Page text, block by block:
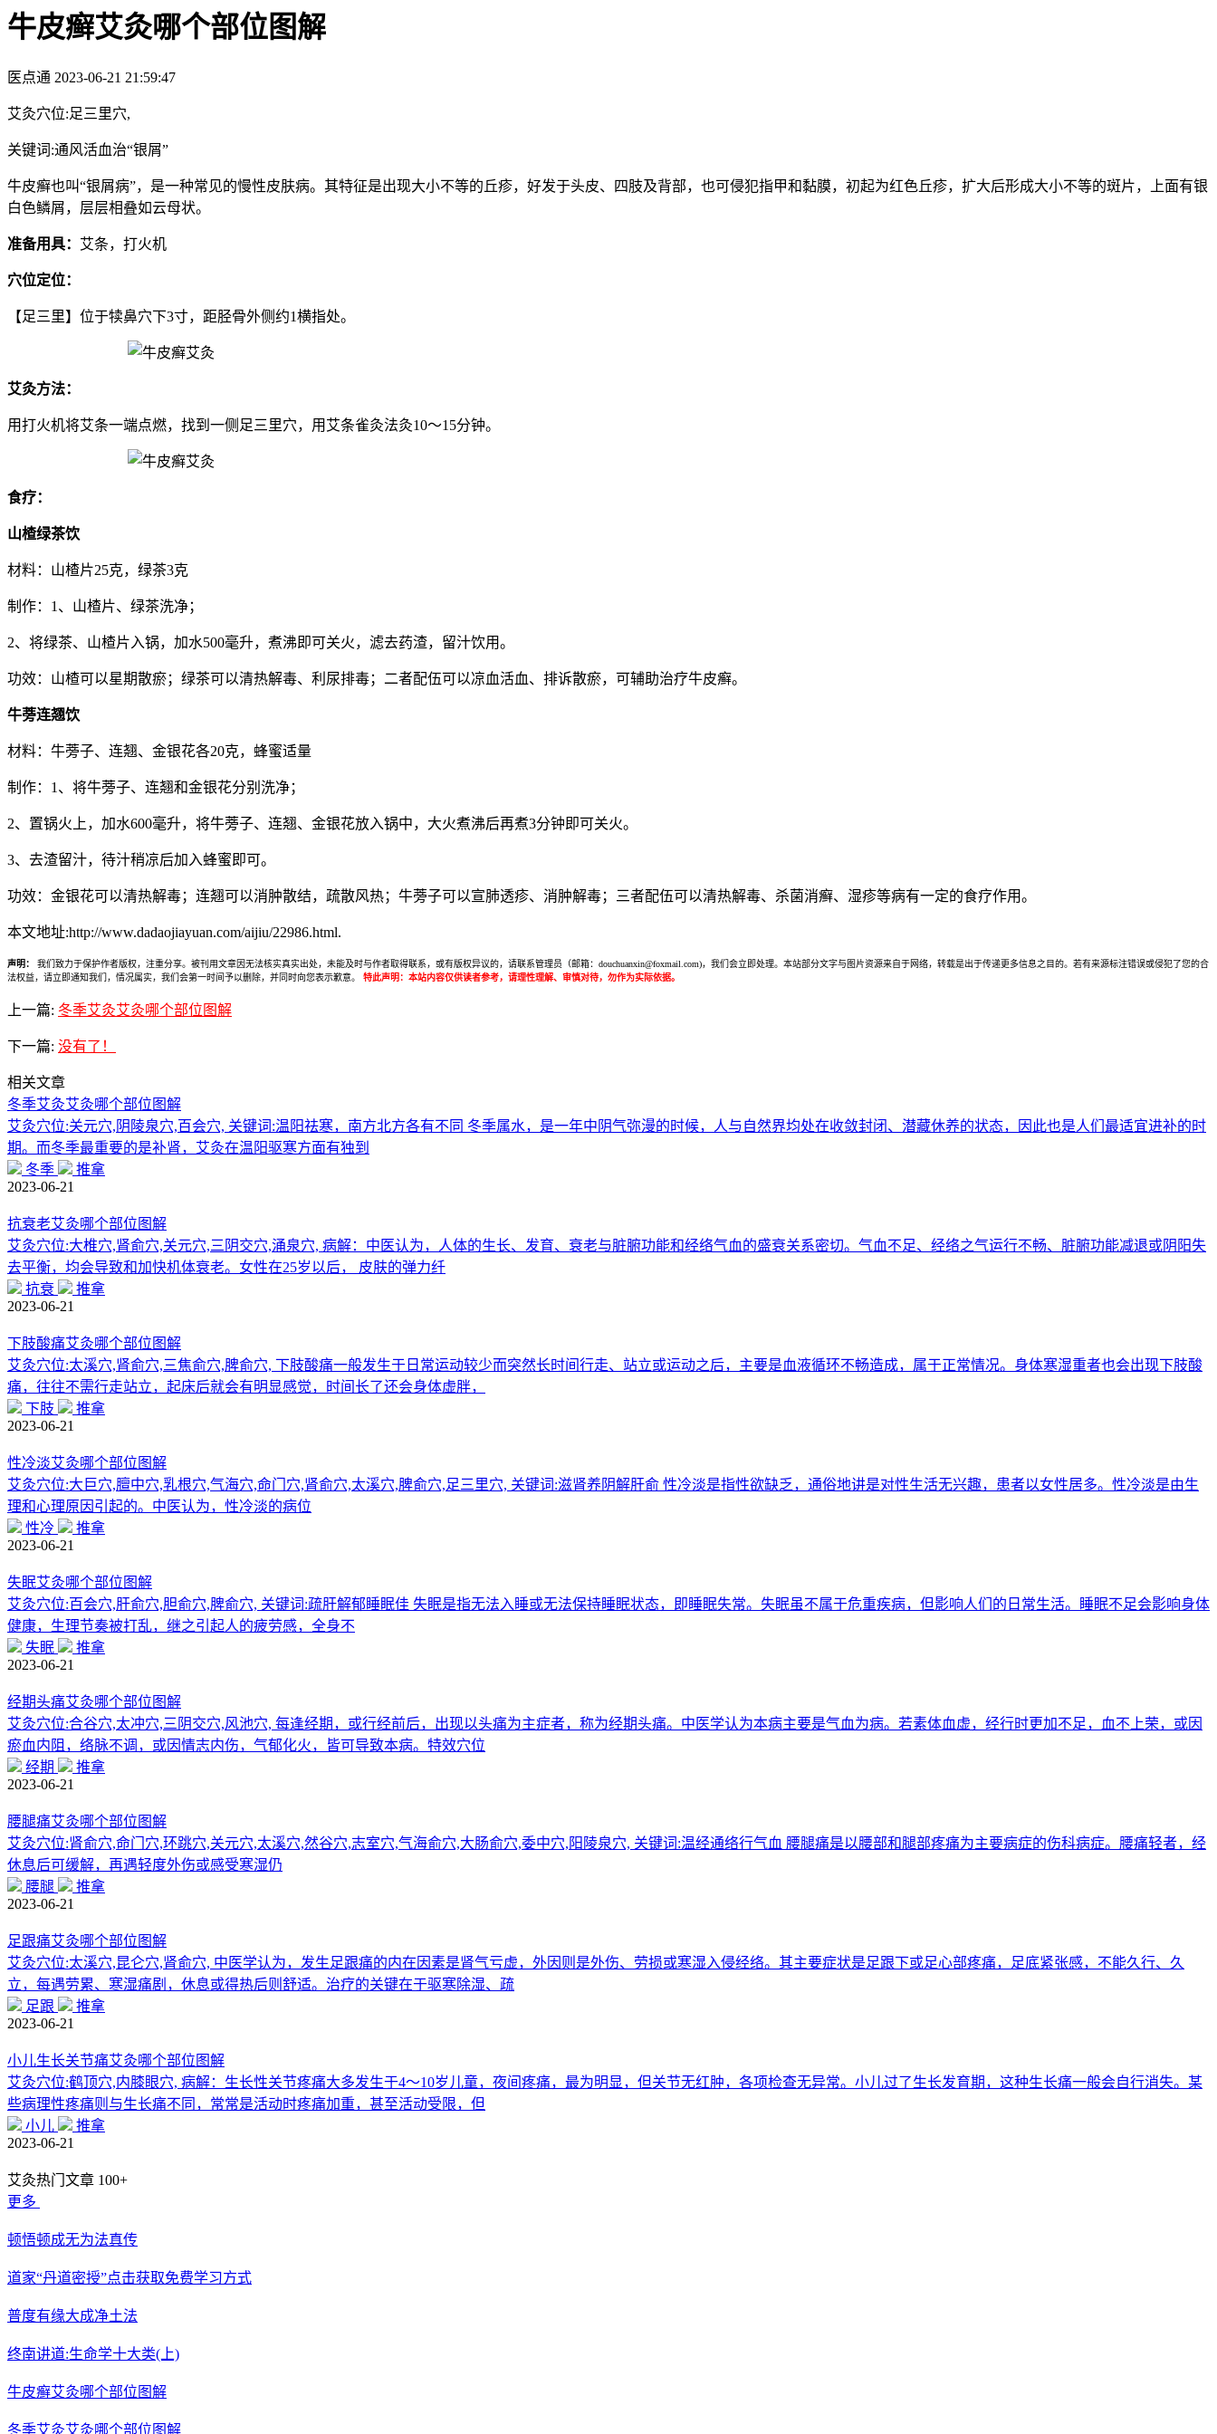
牛皮癣艾灸哪个部位图解
医点通 2023-06-21 21:59:47
艾灸穴位:足三里穴,
关键词:通风活血治“银屑”
牛皮癣也叫“银屑病”，是一种常见的慢性皮肤病。其特征是出现大小不等的丘疹，好发于头皮、四肢及背部，也可侵犯指甲和黏膜，初起为红色丘疹，扩大后形成大小不等的斑片，上面有银
白色鳞屑，层层相叠如云母状。
准备用具： 艾条，打火机
穴位定位：
【足三里】位于犊鼻穴下3寸，距胫骨外侧约1横指处。
艾灸方法：
用打火机将艾条一端点燃，找到一侧足三里穴，用艾条雀灸法灸10～15分钟。
食疗：
山楂绿茶饮
材料：山楂片25克，绿茶3克
制作：1、山楂片、绿茶洗净；
2、将绿茶、山楂片入锅，加水500毫升，煮沸即可关火，滤去药渣，留汁饮用。
功效：山楂可以星期散瘀；绿茶可以清热解毒、利尿排毒；二者配伍可以凉血活血、排诉散瘀，可辅助治疗牛皮癣。
牛蒡连翘饮
材料：牛蒡子、连翘、金银花各20克，蜂蜜适量
制作：1、将牛蒡子、连翘和金银花分别洗净；
2、置锅火上，加水600毫升，将牛蒡子、连翘、金银花放入锅中，大火煮沸后再煮3分钟即可关火。
3、去渣留汁，待汁稍凉后加入蜂蜜即可。
功效：金银花可以清热解毒；连翘可以消肿散结，疏散风热；牛蒡子可以宣肺透疹、消肿解毒；三者配伍可以清热解毒、杀菌消癣、湿疹等病有一定的食疗作用。
本文地址:http://www.dadaojiayuan.com/aijiu/22986.html.
声明：
我们致力于保护作者版权，注重分享。被刊用文章因无法核实真实出处，未能及时与作者取得联系，或有版权异议的，请联系管理员（邮箱：douchuanxin@foxmail.com)，我们会立即处理。本站部分文字与图片资源来自于网络，转载是出于传递更多信息之目的。若有来源标注错误或侵犯了您的合
法权益，请立即通知我们，情况属实，我们会第一时间予以删除，并同时向您表示歉意。
特此声明：本站内容仅供读者参考，请理性理解、审慎对待，勿作为实际依据。
上一篇: 冬季艾灸艾灸哪个部位图解
下一篇: 没有了！
相关文章
冬季艾灸艾灸哪个部位图解
艾灸穴位:关元穴,阴陵泉穴,百会穴, 关键词:温阳祛寒，南方北方各有不同 冬季属水，是一年中阴气弥漫的时候，人与自然界均处在收敛封闭、潜藏休养的状态，因此也是人们最适宜进补的时
期。而冬季最重要的是补肾，艾灸在温阳驱寒方面有独到
冬季
推拿
2023-06-21
抗衰老艾灸哪个部位图解
艾灸穴位:大椎穴,肾俞穴,关元穴,三阴交穴,涌泉穴, 病解：中医认为，人体的生长、发育、衰老与脏腑功能和经络气血的盛衰关系密切。气血不足、经络之气运行不畅、脏腑功能减退或阴阳失
去平衡，均会导致和加快机体衰老。女性在25岁以后， 皮肤的弹力纤
抗衰
推拿
2023-06-21
下肢酸痛艾灸哪个部位图解
艾灸穴位:太溪穴,肾俞穴,三焦俞穴,脾俞穴, 下肢酸痛一般发生于日常运动较少而突然长时间行走、站立或运动之后，主要是血液循环不畅造成，属于正常情况。身体寒湿重者也会出现下肢酸
痛，往往不需行走站立，起床后就会有明显感觉，时间长了还会身体虚胖，
下肢
推拿
2023-06-21
性冷淡艾灸哪个部位图解
艾灸穴位:大巨穴,膻中穴,乳根穴,气海穴,命门穴,肾俞穴,太溪穴,脾俞穴,足三里穴, 关键词:滋肾养阴解肝俞 性冷淡是指性欲缺乏，通俗地讲是对性生活无兴趣，患者以女性居多。性冷淡是由生
理和心理原因引起的。中医认为，性冷淡的病位
性冷
推拿
2023-06-21
失眠艾灸哪个部位图解
艾灸穴位:百会穴,肝俞穴,胆俞穴,脾俞穴, 关键词:疏肝解郁睡眠佳 失眠是指无法入睡或无法保持睡眠状态，即睡眠失常。失眠虽不属于危重疾病，但影响人们的日常生活。睡眠不足会影响身体
健康，生理节奏被打乱，继之引起人的疲劳感，全身不
失眠
推拿
2023-06-21
经期头痛艾灸哪个部位图解
艾灸穴位:合谷穴,太冲穴,三阴交穴,风池穴, 每逢经期，或行经前后，出现以头痛为主症者，称为经期头痛。中医学认为本病主要是气血为病。若素体血虚，经行时更加不足，血不上荣，或因
瘀血内阻，络脉不调，或因情志内伤，气郁化火，皆可导致本病。特效穴位
经期
推拿
2023-06-21
腰腿痛艾灸哪个部位图解
艾灸穴位:肾俞穴,命门穴,环跳穴,关元穴,太溪穴,然谷穴,志室穴,气海俞穴,大肠俞穴,委中穴,阳陵泉穴, 关键词:温经通络行气血 腰腿痛是以腰部和腿部疼痛为主要病症的伤科病症。腰痛轻者，经
休息后可缓解，再遇轻度外伤或感受寒湿仍
腰腿
推拿
2023-06-21
足跟痛艾灸哪个部位图解
艾灸穴位:太溪穴,昆仑穴,肾俞穴, 中医学认为，发生足跟痛的内在因素是肾气亏虚，外因则是外伤、劳损或寒湿入侵经络。其主要症状是足跟下或足心部疼痛，足底紧张感，不能久行、久
立，每遇劳累、寒湿痛剧，休息或得热后则舒适。治疗的关键在于驱寒除湿、疏
足跟
推拿
2023-06-21
小儿生长关节痛艾灸哪个部位图解
艾灸穴位:鹤顶穴,内膝眼穴, 病解：生长性关节疼痛大多发生于4〜10岁儿童，夜间疼痛，最为明显，但关节无红肿，各项检查无异常。小儿过了生长发育期，这种生长痛一般会自行消失。某
些病理性疼痛则与生长痛不同，常常是活动时疼痛加重，甚至活动受限，但
小儿
推拿
2023-06-21
艾灸热门文章 100+
更多
顿悟顿成无为法真传
道家“丹道密授”点击获取免费学习方式
普度有缘大成净土法
终南讲道:生命学十大类(上)
牛皮癣艾灸哪个部位图解
冬季艾灸艾灸哪个部位图解